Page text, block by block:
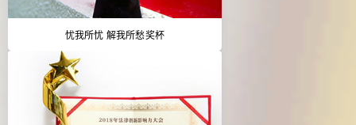
忧我所忧 解我所愁奖杯